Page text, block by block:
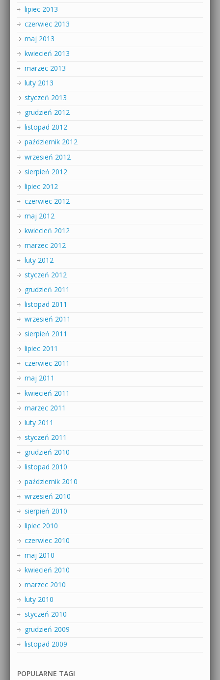
lipiec 2013
czerwiec 2013
maj 2013
kwiecień 2013
marzec 2013
luty 2013
styczeń 2013
grudzień 2012
listopad 2012
październik 2012
wrzesień 2012
sierpień 2012
lipiec 2012
czerwiec 2012
maj 2012
kwiecień 2012
marzec 2012
luty 2012
styczeń 2012
grudzień 2011
listopad 2011
wrzesień 2011
sierpień 2011
lipiec 2011
czerwiec 2011
maj 2011
kwiecień 2011
marzec 2011
luty 2011
styczeń 2011
grudzień 2010
listopad 2010
październik 2010
wrzesień 2010
sierpień 2010
lipiec 2010
czerwiec 2010
maj 2010
kwiecień 2010
marzec 2010
luty 2010
styczeń 2010
grudzień 2009
listopad 2009
POPULARNE TAGI